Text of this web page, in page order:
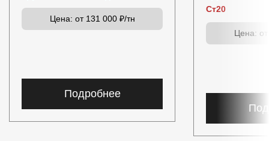
Цена: от 131 000 ₽/тн
Подробнее
Ст20
Цена: